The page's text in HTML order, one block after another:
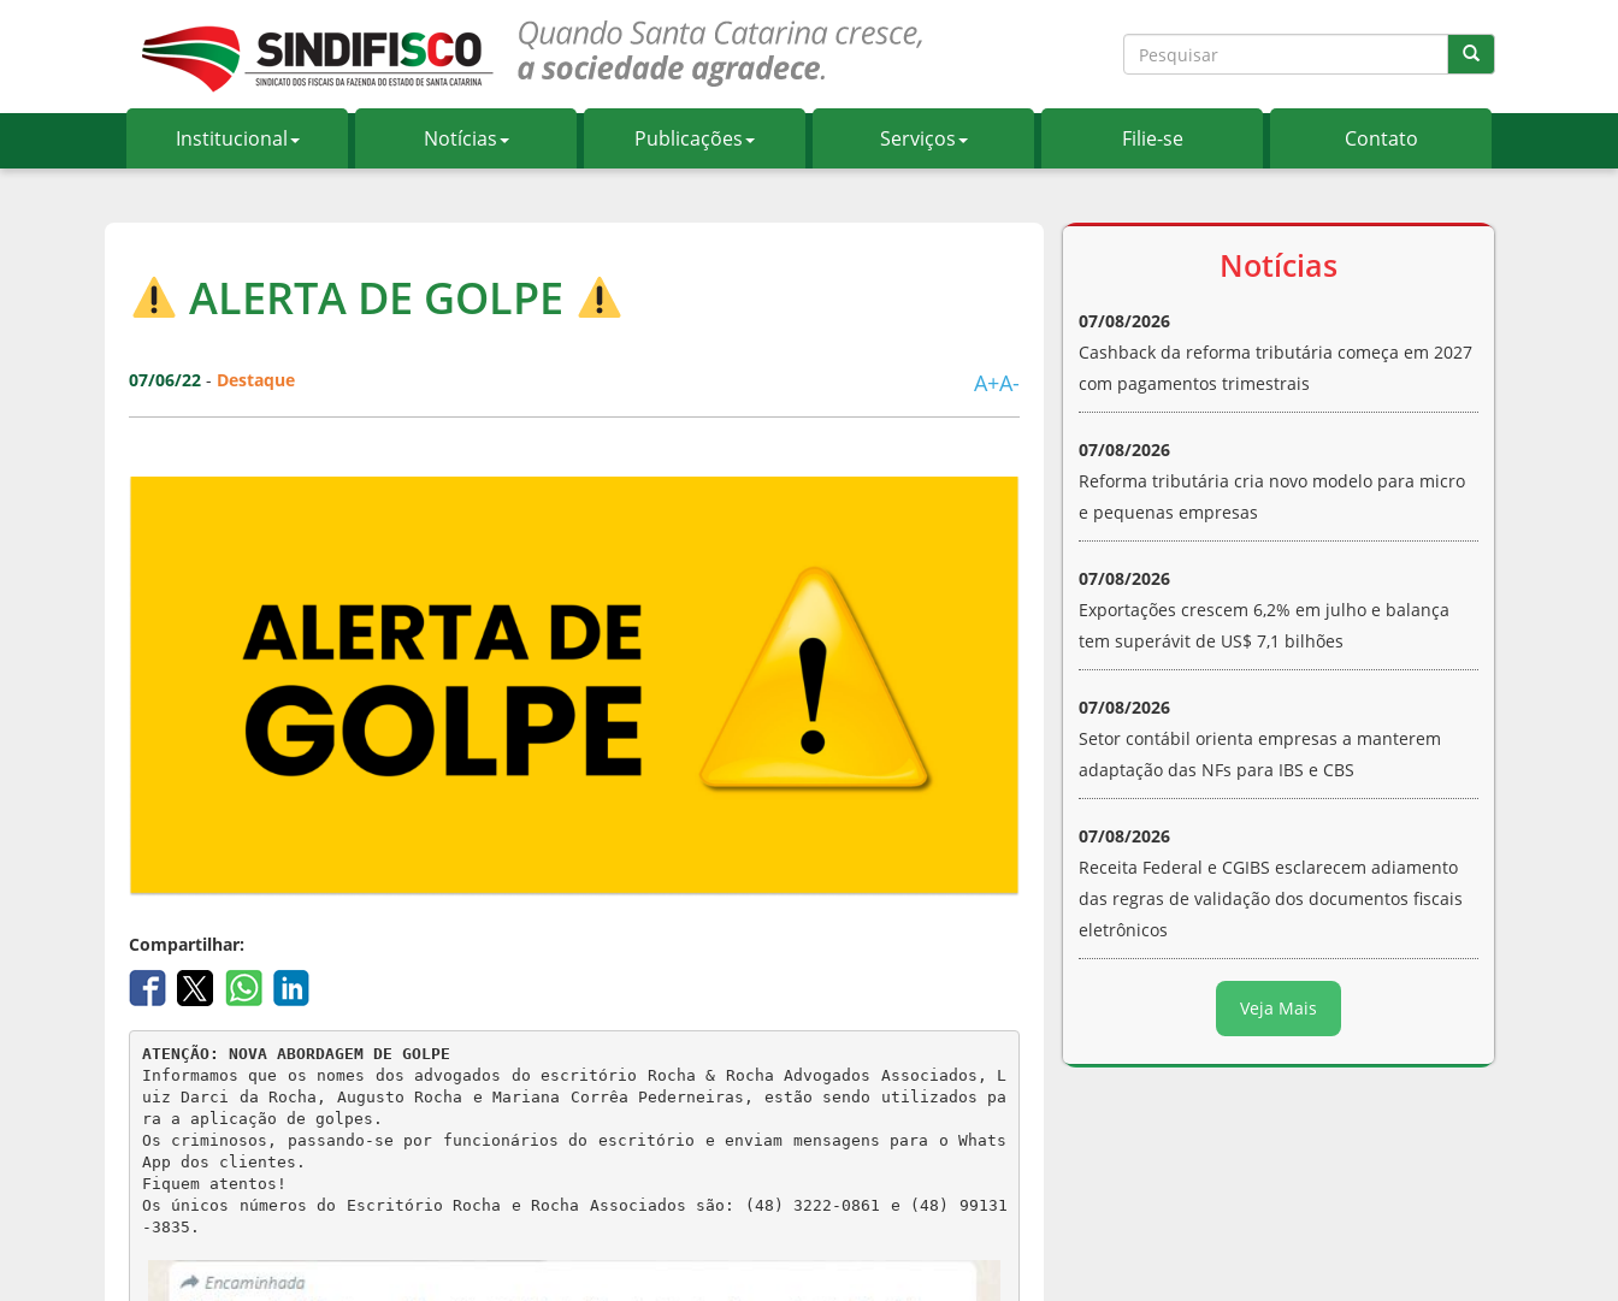
Institucional Notícias Publicações Serviços Filie-se Contato
ALERTA DE GOLPE
07/06/22 - Destaque A+A-
Compartilhar:
ATENÇÃO: NOVA ABORDAGEM DE GOLPE
Informamos que os nomes dos advogados do escritório Rocha & Rocha Advogados Associados, L
uiz Darci da Rocha, Augusto Rocha e Mariana Corrêa Pederneiras, estão sendo utilizados pa
ra a aplicação de golpes.
Os criminosos, passando-se por funcionários do escritório e enviam mensagens para o Whats
App dos clientes.
Fiquem atentos!
Os únicos números do Escritório Rocha e Rocha Associados são: (48) 3222-0861 e (48) 99131
-3835.
Notícias
07/08/2026
Cashback da reforma tributária começa em 2027
com pagamentos trimestrais
07/08/2026
Reforma tributária cria novo modelo para micro
e pequenas empresas
07/08/2026
Exportações crescem 6,2% em julho e balança
tem superávit de US$ 7,1 bilhões
07/08/2026
Setor contábil orienta empresas a manterem
adaptação das NFs para IBS e CBS
07/08/2026
Receita Federal e CGIBS esclarecem adiamento
das regras de validação dos documentos fiscais
eletrônicos
Veja Mais